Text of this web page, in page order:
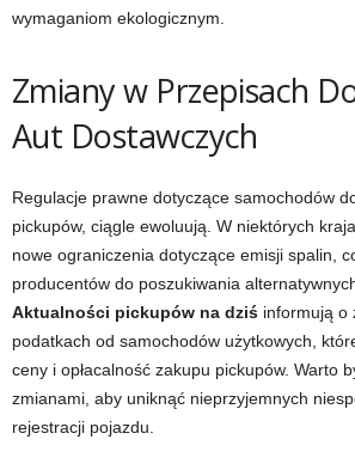
wymaganiom ekologicznym.
Zmiany w Przepisach
Aut Dostawczych
Regulacje prawne dotyczące samochodów
pickupów, ciągle ewoluują. W niektórych
nowe ograniczenia dotyczące emisji spalin,
producentów do poszukiwania
Aktualności pickupów na dziś informują o
podatkach od samochodów użytkowych,
ceny i opłacalność zakupu pickupów. Warto
zmianami, aby uniknąć nieprzyjemnych
rejestracji pojazdu.